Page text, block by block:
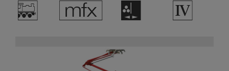
/ e H 4